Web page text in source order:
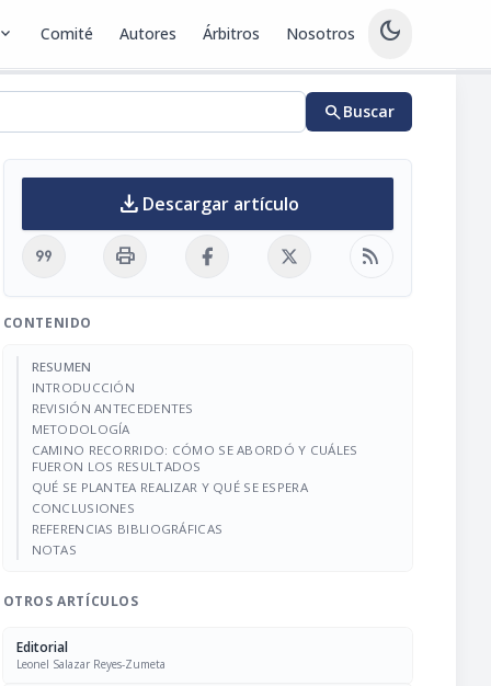
expand_more Comité Autores Árbitros Nosotros dark_mode
searchBuscar
download Descargar artículo
format_quote print rss_feed
CONTENIDO
RESUMEN
INTRODUCCIÓN
REVISIÓN ANTECEDENTES
METODOLOGÍA
CAMINO RECORRIDO: CÓMO SE ABORDÓ Y CUÁLES
FUERON LOS RESULTADOS
QUÉ SE PLANTEA REALIZAR Y QUÉ SE ESPERA
CONCLUSIONES
REFERENCIAS BIBLIOGRÁFICAS
NOTAS
OTROS ARTÍCULOS
Editorial
Leonel Salazar Reyes-Zumeta